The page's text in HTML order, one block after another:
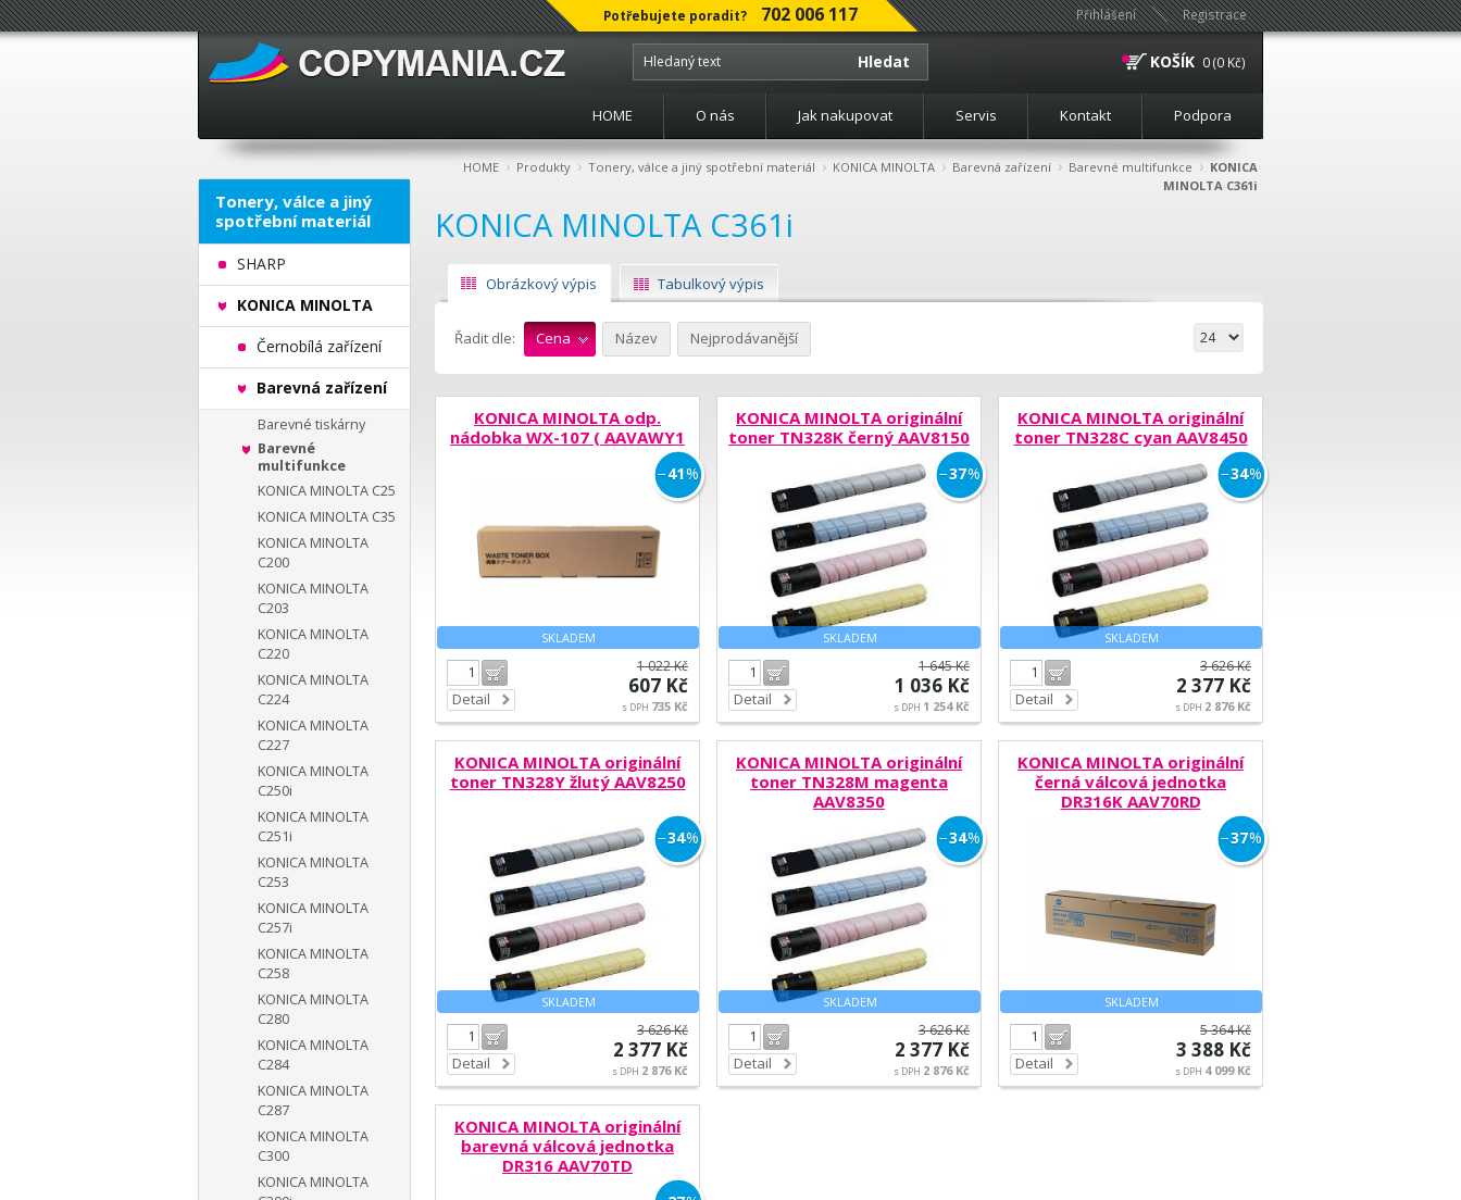
Potřebujete poradit? 702 006 117 Přihlášení Registrace
KOŠÍK 0 (0 Kč)
Hledat
HOME O nás Jak nakupovat Servis Kontakt Podpora
HOME › Produkty › Tonery, válce a jiný spotřební materiál › KONICA MINOLTA › Barevná zařízení › Barevné multifunkce › KONICA
MINOLTA C361i
KONICA MINOLTA C361i
Obrázkový výpis Tabulkový výpis
Řadit dle: Cena Název Nejprodávanější
KONICA MINOLTA odp.
nádobka WX-107 ( AAVAWY1
SKLADEM
−41%
Detail
1 022 Kč
607 Kč
s DPH 735 Kč
KONICA MINOLTA originální
toner TN328K černý AAV8150
SKLADEM
−37%
Detail
1 645 Kč
1 036 Kč
s DPH 1 254 Kč
KONICA MINOLTA originální
toner TN328C cyan AAV8450
SKLADEM
−34%
Detail
3 626 Kč
2 377 Kč
s DPH 2 876 Kč
KONICA MINOLTA originální
toner TN328Y žlutý AAV8250
SKLADEM
−34%
Detail
3 626 Kč
2 377 Kč
s DPH 2 876 Kč
KONICA MINOLTA originální
toner TN328M magenta
AAV8350
SKLADEM
−34%
Detail
3 626 Kč
2 377 Kč
s DPH 2 876 Kč
KONICA MINOLTA originální
černá válcová jednotka
DR316K AAV70RD
SKLADEM
−37%
Detail
5 364 Kč
3 388 Kč
s DPH 4 099 Kč
KONICA MINOLTA originální
barevná válcová jednotka
DR316 AAV70TD
Tonery, válce a jiný
spotřební materiál
SHARP
KONICA MINOLTA
Černobílá zařízení
Barevná zařízení
Barevné tiskárny
Barevné
multifunkce
KONICA MINOLTA C25
KONICA MINOLTA C35
KONICA MINOLTA
C200
KONICA MINOLTA
C203
KONICA MINOLTA
C220
KONICA MINOLTA
C224
KONICA MINOLTA
C227
KONICA MINOLTA
C250i
KONICA MINOLTA
C251i
KONICA MINOLTA
C253
KONICA MINOLTA
C257i
KONICA MINOLTA
C258
KONICA MINOLTA
C280
KONICA MINOLTA
C284
KONICA MINOLTA
C287
KONICA MINOLTA
C300
KONICA MINOLTA